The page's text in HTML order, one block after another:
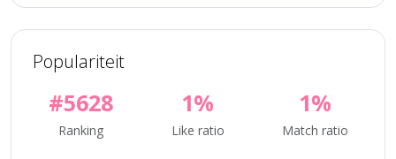
Populariteit
#5628
Ranking
1%
Like ratio
1%
Match ratio